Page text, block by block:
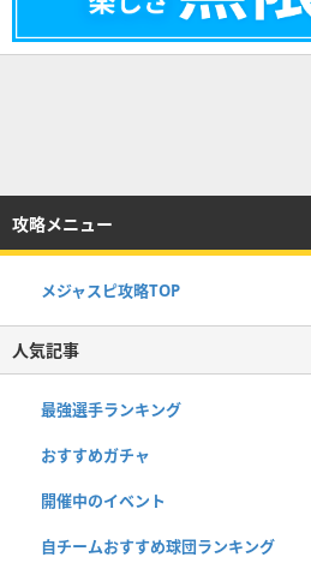
攻略メニュー
メジャスピ攻略TOP
人気記事
最強選手ランキング
おすすめガチャ
開催中のイベント
自チームおすすめ球団ランキング